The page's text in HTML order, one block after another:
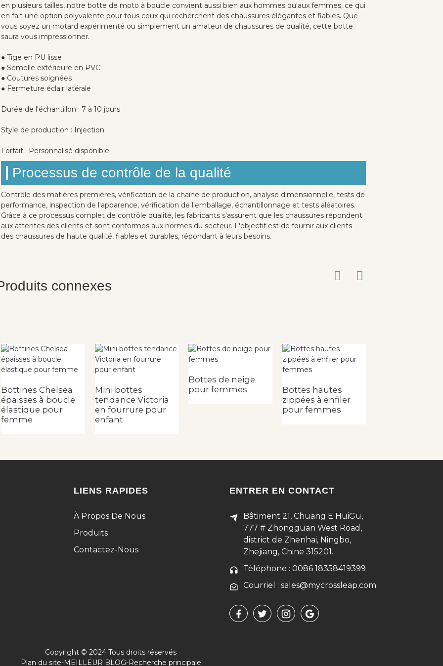
en plusieurs tailles, notre botte de moto à boucle convient aussi bien aux hommes qu'aux femmes, ce qui
en fait une option polyvalente pour tous ceux qui recherchent des chaussures élégantes et fiables. Que
vous soyez un motard expérimenté ou simplement un amateur de chaussures de qualité, cette botte
saura vous impressionner.
● Tige en PU lisse
● Semelle extérieure en PVC
● Coutures soignées
● Fermeture éclair latérale
Durée de l'échantillon : 7 à 10 jours
Style de production : Injection
Forfait : Personnalisé disponible
Processus de contrôle de la qualité
Contrôle des matières premières, vérification de la chaîne de production, analyse dimensionnelle, tests de
performance, inspection de l'apparence, vérification de l'emballage, échantillonnage et tests aléatoires.
Grâce à ce processus complet de contrôle qualité, les fabricants s'assurent que les chaussures répondent
aux attentes des clients et sont conformes aux normes du secteur. L'objectif est de fournir aux clients
des chaussures de haute qualité, fiables et durables, répondant à leurs besoins.
connexes
Bottines Chelsea
épaisses à boucle
élastique pour
femme
Mini bottes
tendance Victoria
en fourrure pour
enfant
Bottes de neige
pour femmes
Bottes hautes
zippées à enfiler
pour femmes
LIENS RAPIDES
À Propos De Nous
Produits
Contactez-Nous
ENTRER EN CONTACT
Bâtiment 21, Chuang E HuiGu,
777 # Zhongguan West Road,
district de Zhenhai, Ningbo,
Zhejiang, Chine 315201.
Téléphone : 0086 18358419399
Courriel : sales@mycrossleap.com
Copyright © 2024 Tous droits réservés
Plan du site-MEILLEUR BLOG-Recherche principale